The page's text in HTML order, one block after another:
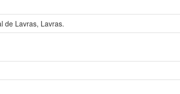
de Lavras, Lavras.